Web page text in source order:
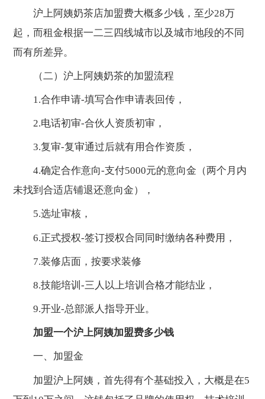
沪上阿姨奶茶店加盟费大概多少钱，至少28万
起，而租金根据一二三四线城市以及城市地段的不同
而有所差异。
（二）沪上阿姨奶茶的加盟流程
1.合作申请-填写合作申请表回传，
2.电话初审-合伙人资质初审，
3.复审-复审通过后就有用合作资质，
4.确定合作意向-支付5000元的意向金（两个月内
未找到合适店铺退还意向金），
5.选址审核，
6.正式授权-签订授权合同同时缴纳各种费用，
7.装修店面，按要求装修
8.技能培训-三人以上培训合格才能结业，
9.开业-总部派人指导开业。
加盟一个沪上阿姨加盟费多少钱
一、加盟金
加盟沪上阿姨，首先得有个基础投入，大概是在5